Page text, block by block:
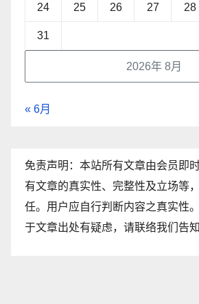
2026年 8月
24 25 26 27 28
31
« 6月
免责声明：本站所有文章由会员即
有文章的真实性、完整性及立场等
任。用户应自行判断内容之真实性
于文章出处有疑虑，请联络我们告